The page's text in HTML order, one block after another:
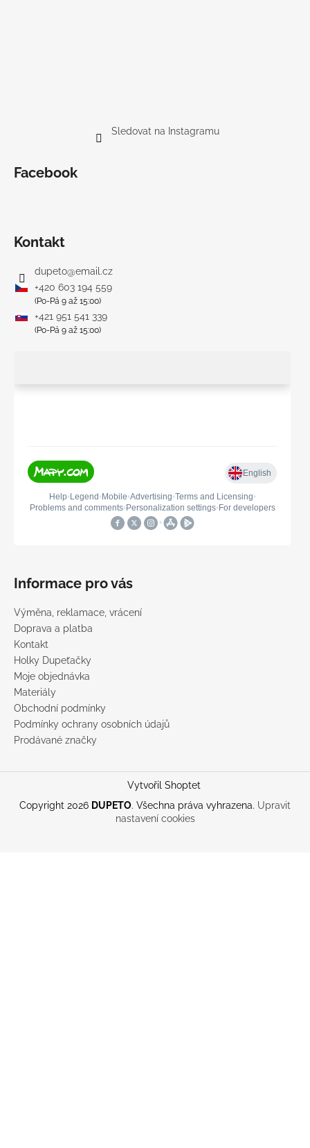
Sledovat na Instagramu
Facebook
Kontakt
dupeto@email.cz
+420 603 194 559
(Po-Pá 9 až 15:00)
+421 951 541 339
(Po-Pá 9 až 15:00)
Informace pro vás
Výměna, reklamace, vrácení
Doprava a platba
Kontakt
Holky Dupeťačky
Moje objednávka
Materiály
Obchodní podmínky
Podmínky ochrany osobních údajů
Prodávané značky
Vytvořil Shoptet
Copyright 2026 DUPETO. Všechna práva vyhrazena. Upravit
nastavení cookies